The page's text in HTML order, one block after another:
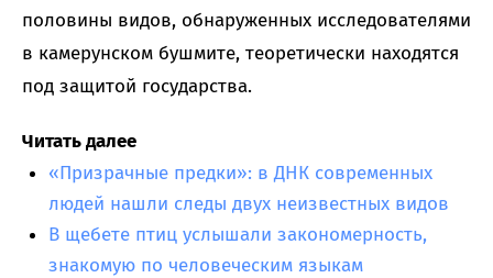
половины видов, обнаруженных исследователями
в камерунском бушмите, теоретически находятся
под защитой государства.
Читать далее
«Призрачные предки»: в ДНК современных
людей нашли следы двух неизвестных видов
В щебете птиц услышали закономерность,
знакомую по человеческим языкам